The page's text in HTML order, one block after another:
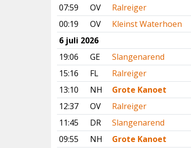
07:59
OV
Ralreiger
00:19
OV
Kleinst Waterhoen
6 juli 2026
19:06
GE
Slangenarend
15:16
FL
Ralreiger
13:10
NH
Grote Kanoet
12:37
OV
Ralreiger
11:45
DR
Slangenarend
09:55
NH
Grote Kanoet